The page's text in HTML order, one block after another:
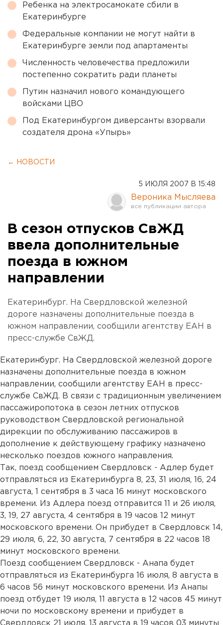
Ребенка на электросамокате сбили в
Екатеринбурге
Федеральные компании не могут найти в
Екатеринбурге земли под апартаменты
Численность человечества предложили
постепенно сократить ради планеты
Путин назначил нового командующего
войсками ЦВО
Под Екатеринбургом диверсанты взорвали
создателя дрона «Упырь»
← НОВОСТИ
5 ИЮЛЯ 2007 В 15:48
Вероника Мысляева
В сезон отпусков СвЖД
ввела дополнительные
поезда в южном
направлении
Екатеринбург. На Свердловской железной
дороге назначены дополнительные поезда в
южном направлении, сообщили агентству ЕАН в
пресс-службе СвЖД.
Екатеринбург. На Свердловской железной дороге
назначены дополнительные поезда в южном
направлении, сообщили агентству ЕАН в пресс-
службе СвЖД. В связи с традиционным увеличением
пассажиропотока в сезон летних отпусков
руководством Свердловской региональной
дирекции по обслуживанию пассажиров в
дополнение к действующему графику назначено
несколько поездов южного направления.
Так, поезд сообщением Свердловск - Адлер будет
отправляться из Екатеринбурга 8, 23, 31 июля, 16, 24
августа, 1 сентября в 3 часа 16 минут московского
времени. Из Адлера поезд отправится 11 и 26 июля,
3, 19, 27 августа, 4 сентября в 19 часов 12 минут
московского времени. Он прибудет в Свердловск 14,
29 июля, 6, 22, 30 августа, 7 сентября в 22 часов 18
минут московского времени.
Поезд сообщением Свердловск - Анапа будет
отправляться из Екатеринбурга 16 июля, 8 августа в
6 часов 56 минут московского времени. Из Анапы
поезд отбудет 19 июля, 11 августа в 12 часов 45 минут
ночи по московскому времени и прибудет в
Свердловск 21 июля, 13 августа в 19 часов 03 минуты